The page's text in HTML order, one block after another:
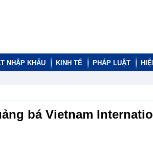
NHẬP KHẨU KINH TẾ PHÁP LUẬT
bá Vietnam